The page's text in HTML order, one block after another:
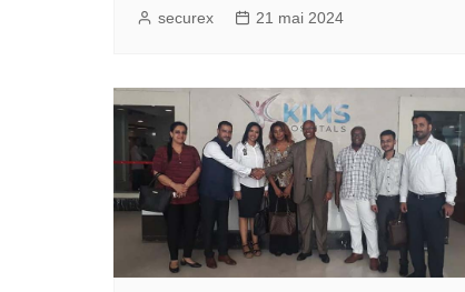
securex 21 mai 2024